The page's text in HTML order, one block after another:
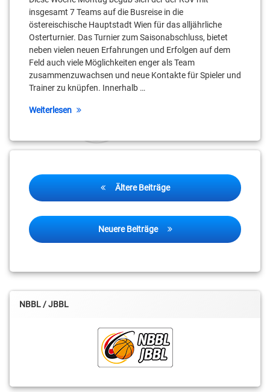
insgesamt 7 Teams auf die Busreise in die
östereischische Hauptstadt Wien für das alljährliche
Osterturnier. Das Turnier zum Saisonabschluss, bietet
neben vielen neuen Erfahrungen und Erfolgen auf dem
Feld auch viele Möglichkeiten enger als Team
zusammenzuwachsen und neue Kontakte für Spieler und
Trainer zu knüpfen. Innerhalb …
Weiterlesen
Beitragsnavigation
Ältere Beiträge
Neuere Beiträge
NBBL / JBBL